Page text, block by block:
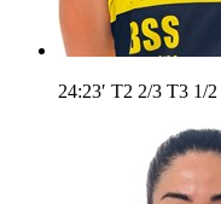
24:23′ T2 2/3 T3 1/2